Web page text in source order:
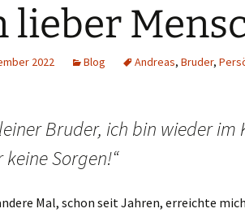
lieber
2022 Blog Andreas, Bruder,
Bruder, ich bin wieder im
keine Sorgen!“
Mal, schon seit Jahren, erreichte